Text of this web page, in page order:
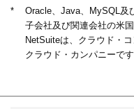
*
Oracle、Java、MySQL及
子会社及び関連会社の米
NetSuiteは、クラウド・
クラウド・カンパニーです